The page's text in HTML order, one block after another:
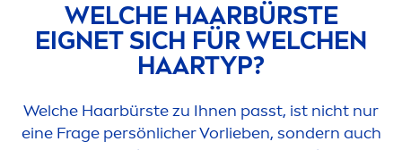
WELCHE HAARBÜRSTE
EIGNET SICH FÜR WELCHEN
HAARTYP?
Welche Haarbürste zu Ihnen passt, ist nicht nur
eine Frage persönlicher Vorlieben, sondern auch